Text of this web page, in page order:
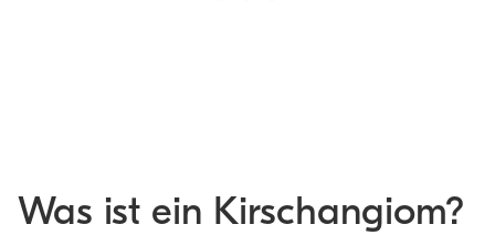
Was ist ein Kirschangiom?